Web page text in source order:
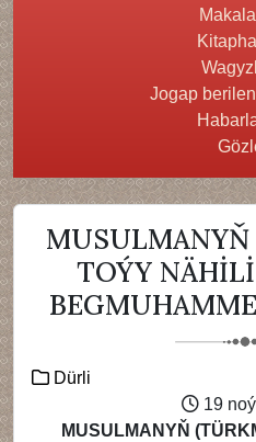
Jogap
TOÝY
Dürli
19
MUSULMANYŇ